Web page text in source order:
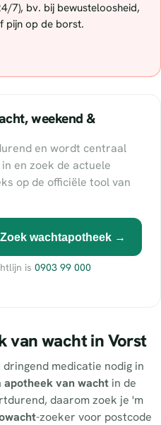
7), bv. bij bewusteloosheid,
pijn op de borst.
weekend &
en wordt centraal
en zoek de actuele
op de officiële tool van
Zoek wachtapotheek →
is 0903 99 000
van wacht in Vorst
medicatie nodig in
apotheek van wacht in de
daarom zoek je 'm
-zoeker voor postcode